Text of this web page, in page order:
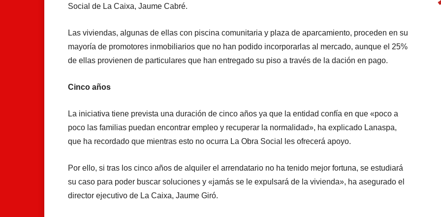
Social de La Caixa, Jaume Cabré.
Las viviendas, algunas de ellas con piscina comunitaria y plaza de aparcamiento, proceden en su
mayoría de promotores inmobiliarios que no han podido incorporarlas al mercado, aunque el 25%
de ellas provienen de particulares que han entregado su piso a través de la dación en pago.
Cinco años
La iniciativa tiene prevista una duración de cinco años ya que la entidad confía en que «poco a
poco las familias puedan encontrar empleo y recuperar la normalidad», ha explicado Lanaspa,
que ha recordado que mientras esto no ocurra La Obra Social les ofrecerá apoyo.
Por ello, si tras los cinco años de alquiler el arrendatario no ha tenido mejor fortuna, se estudiará
su caso para poder buscar soluciones y «jamás se le expulsará de la vivienda», ha asegurado el
director ejecutivo de La Caixa, Jaume Giró.